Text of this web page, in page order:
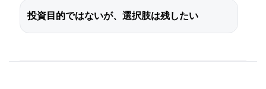
投資目的ではないが、選択肢は残したい